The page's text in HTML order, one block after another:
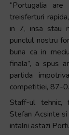
shortcut
activates
the
screen
reader
help
you
navigate
and
interact
“Portugalia
treisferturi
in 7, insa stau
punctul nostru
buna ca in
finala”, a spus
partida
competitiei, 87-0.
Staff-ul tehnic,
Stefan Acsinte si
intalni astazi